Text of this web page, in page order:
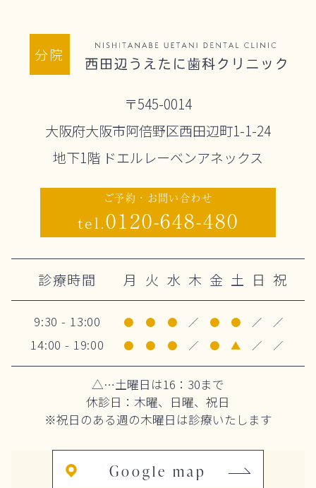
分院
〒545-0014
大阪府大阪市阿倍野区西田辺町1-1-24
地下1階 ドエルレーベンアネックス
ご予約・お問い合わせ
tel.0120-648-480
診療時間 月 火 水 木 金 土 日 祝
9:30 - 13:00 ● ● ● ／ ● ● ／ ／
14:00 - 19:00 ● ● ● ／ ● ▲ ／ ／
△…土曜日は16：30まで
休診日：木曜、日曜、祝日
※祝日のある週の木曜日は診療いたします
Google map